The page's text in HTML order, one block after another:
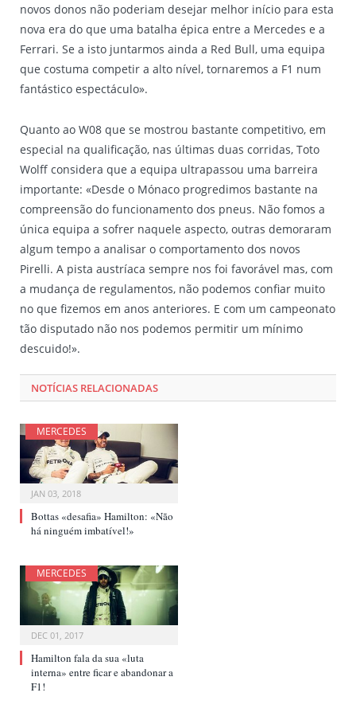
novos donos não poderiam desejar melhor início para esta
nova era do que uma batalha épica entre a Mercedes e a
Ferrari. Se a isto juntarmos ainda a Red Bull, uma equipa
que costuma competir a alto nível, tornaremos a F1 num
fantástico espectáculo».
Quanto ao W08 que se mostrou bastante competitivo, em
especial na qualificação, nas últimas duas corridas, Toto
Wolff considera que a equipa ultrapassou uma barreira
importante: «Desde o Mónaco progredimos bastante na
compreensão do funcionamento dos pneus. Não fomos a
única equipa a sofrer naquele aspecto, outras demoraram
algum tempo a analisar o comportamento dos novos
Pirelli. A pista austríaca sempre nos foi favorável mas, com
a mudança de regulamentos, não podemos confiar muito
no que fizemos em anos anteriores. E com um campeonato
tão disputado não nos podemos permitir um mínimo
descuido!».
NOTÍCIAS RELACIONADAS
MERCEDES
JAN 03, 2018
Bottas «desafia» Hamilton: «Não
há ninguém imbatível!»
MERCEDES
DEC 01, 2017
Hamilton fala da sua «luta
interna» entre ficar e abandonar a
F1!